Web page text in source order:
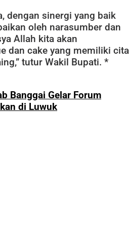
dengan sinergi yang baik
oleh narasumber dan
Allah kita akan
dan cake yang memiliki cita
tutur Wakil Bupati. *
Banggai Gelar Forum
di Luwuk